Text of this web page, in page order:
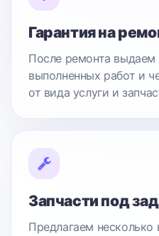
Гарантия на
После ремонта выдаем
выполненных работ и
от вида услуги и
Запчасти под
Предлагаем несколько